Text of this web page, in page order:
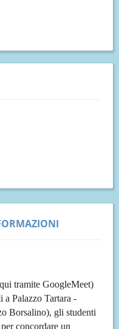
tramite GoogleMeet)
a Palazzo Tartara -
Borsalino), gli studenti
concordare un